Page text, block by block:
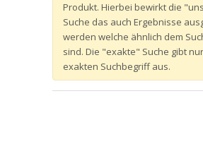
Produkt. Hierbei bewirkt die
Suche das auch Ergebnisse
werden welche ähnlich dem
sind. Die "exakte" Suche gibt
exakten Suchbegriff aus.